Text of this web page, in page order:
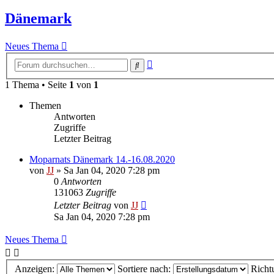
Dänemark
Neues Thema
Suche
1 Thema • Seite 1 von 1
Themen
Antworten
Zugriffe
Letzter Beitrag
Moparnats Dänemark 14.-16.08.2020
von JJ » Sa Jan 04, 2020 7:28 pm
0 Antworten
131063 Zugriffe
Letzter Beitrag von JJ
Sa Jan 04, 2020 7:28 pm
Neues Thema
Anzeigen: Sortiere nach: